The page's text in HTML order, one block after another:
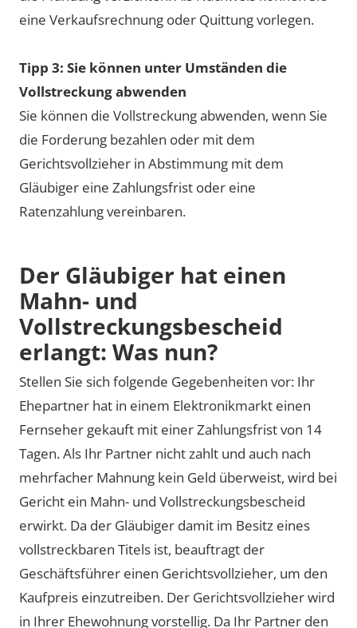
eine Verkaufsrechnung oder Quittung vorlegen.
Tipp 3: Sie können unter Umständen die
Vollstreckung abwenden
Sie können die Vollstreckung abwenden, wenn Sie
die Forderung bezahlen oder mit dem
Gerichtsvollzieher in Abstimmung mit dem
Gläubiger eine Zahlungsfrist oder eine
Ratenzahlung vereinbaren.
Der Gläubiger hat einen
Mahn- und
Vollstreckungsbescheid
erlangt: Was nun?
Stellen Sie sich folgende Gegebenheiten vor: Ihr
Ehepartner hat in einem Elektronikmarkt einen
Fernseher gekauft mit einer Zahlungsfrist von 14
Tagen. Als Ihr Partner nicht zahlt und auch nach
mehrfacher Mahnung kein Geld überweist, wird bei
Gericht ein Mahn- und Vollstreckungsbescheid
erwirkt. Da der Gläubiger damit im Besitz eines
vollstreckbaren Titels ist, beauftragt der
Geschäftsführer einen Gerichtsvollzieher, um den
Kaufpreis einzutreiben. Der Gerichtsvollzieher wird
in Ihrer Ehewohnung vorstellig. Da Ihr Partner den